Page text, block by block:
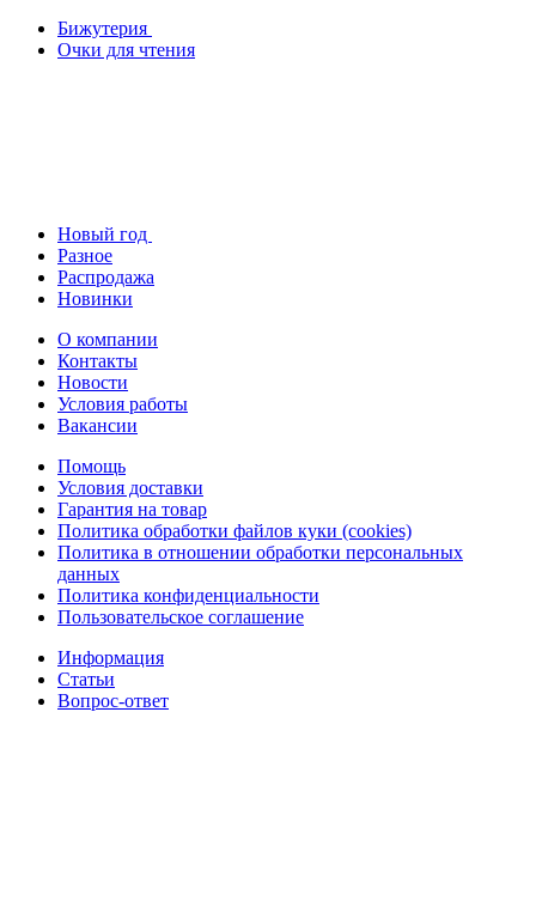
Бижутерия
Очки для чтения
Новый год
Разное
Распродажа
Новинки
О компании
Контакты
Новости
Условия работы
Вакансии
Помощь
Условия доставки
Гарантия на товар
Политика обработки файлов куки (cookies)
Политика в отношении обработки персональных
данных
Политика конфиденциальности
Пользовательское соглашение
Информация
Статьи
Вопрос-ответ